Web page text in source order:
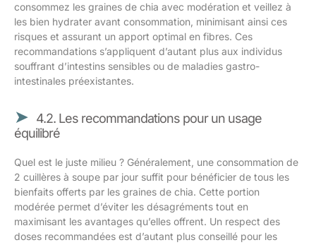
consommez les graines de chia avec modération et veillez à
les bien hydrater avant consommation, minimisant ainsi ces
risques et assurant un apport optimal en fibres. Ces
recommandations s’appliquent d’autant plus aux individus
souffrant d’intestins sensibles ou de maladies gastro-
intestinales préexistantes.
4.2. Les recommandations pour un usage
équilibré
Quel est le juste milieu ? Généralement, une consommation de
2 cuillères à soupe par jour suffit pour bénéficier de tous les
bienfaits offerts par les graines de chia. Cette portion
modérée permet d’éviter les désagréments tout en
maximisant les avantages qu’elles offrent. Un respect des
doses recommandées est d’autant plus conseillé pour les